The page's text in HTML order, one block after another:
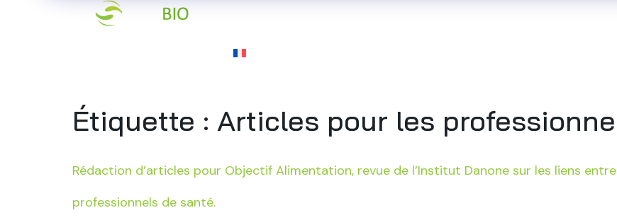
Étiquette : Articles pour les
Rédaction d’articles pour Objectif Alimentation, revue de l’Institut Danone sur les liens
professionnels de santé.